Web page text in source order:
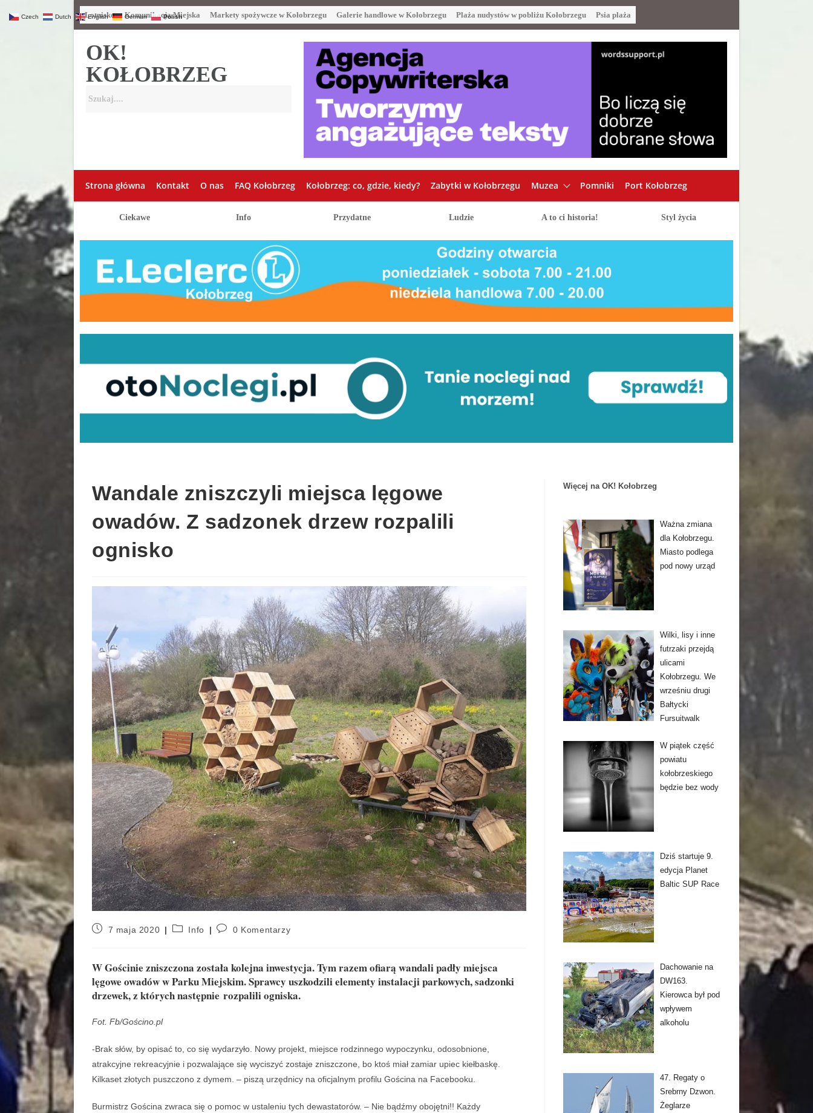
Lotnisko Komunikacja Miejska Markety spożywcze w Kołobrzegu Galerie handlowe w Kołobrzegu Plaża nudystów w pobliżu Kołobrzegu Psia plaża
OK!
KOŁOBRZEG
Strona główna Kontakt O nas FAQ Kołobrzeg Kołobrzeg: co, gdzie, kiedy? Zabytki w Kołobrzegu Muzea Pomniki Port Kołobrzeg
Ciekawe Info Przydatne Ludzie A to ci historia! Styl życia
Wandale zniszczyli miejsca lęgowe
owadów. Z sadzonek drzew rozpalili
ognisko
7 maja 2020 Info 0 Komentarzy
W Gościnie zniszczona została kolejna inwestycja. Tym razem ofiarą wandali padły miejsca
lęgowe owadów w Parku Miejskim. Sprawcy uszkodzili elementy instalacji parkowych, sadzonki
drzewek, z których następnie rozpalili ogniska.
Fot. Fb/Gościno.pl
-Brak słów, by opisać to, co się wydarzyło. Nowy projekt, miejsce rodzinnego wypoczynku, odosobnione,
atrakcyjne rekreacyjnie i pozwalające się wyciszyć zostaje zniszczone, bo ktoś miał zamiar upiec kiełbaskę.
Kilkaset złotych puszczono z dymem. – piszą urzędnicy na oficjalnym profilu Gościna na Facebooku.
Burmistrz Gościna zwraca się o pomoc w ustaleniu tych dewastatorów. – Nie bądźmy obojętni!! Każdy
Więcej na OK! Kołobrzeg
Ważna zmiana
dla Kołobrzegu.
Miasto podlega
pod nowy urząd
Wilki, lisy i inne
futrzaki przejdą
ulicami
Kołobrzegu. We
wrześniu drugi
Bałtycki
Fursuitwalk
W piątek część
powiatu
kołobrzeskiego
będzie bez wody
Dziś startuje 9.
edycja Planet
Baltic SUP Race
Dachowanie na
DW163.
Kierowca był pod
wpływem
alkoholu
47. Regaty o
Srebrny Dzwon.
Żeglarze
Czech Dutch English German Polish